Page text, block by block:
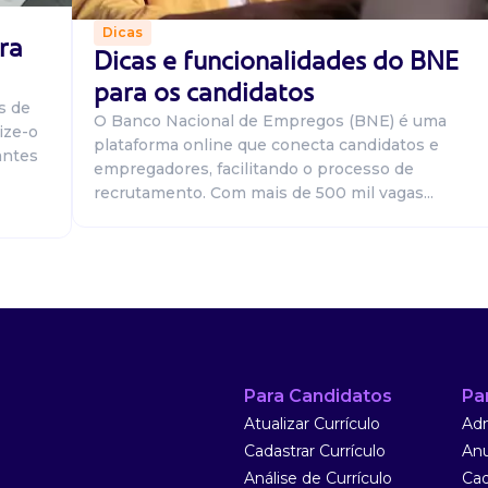
na área de
na
de
o
Dicas
Dicas e funcionalidades do BNE
para os candidatos
O Banco Nacional de Empregos (BNE) é uma
plataforma online que conecta candidatos e
empregadores, facilitando o processo de
recrutamento. Com mais de 500 mil vagas...
Para Candidatos
Atualizar Currículo
Cadastrar Currículo
Análise de Currículo